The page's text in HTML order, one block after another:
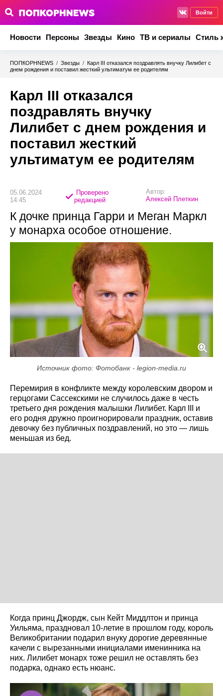
Войти
Новости Персоны Звезды Кино ТВ и сериалы Стиль
ПОПКОРНNEWS / Звезды / Карл III отказался поздравлять внучку Лилибет с
днем рождения и поставил жесткий ультиматум ее родителям
Карл III отказался
поздравлять внучку
Лилибет с днем рождения и
поставил жесткий
ультиматум ее родителям
05.06.2024
14:45
Проверено
редакцией
Автор:
Алексей Плеткин
К дочке принца Гарри и Меган Маркл
у монарха особое отношение.
Источник фото: Фотобанк - legion-media.ru
Перемирия в конфликте между королевским двором и
герцогами Сассекскими не случилось даже в честь
третьего дня рождения малышки Лилибет. Карл III и
его родня дружно проигнорировали праздник, оставив
девочку без публичных поздравлений, но это — лишь
меньшая из бед.
Когда принц Джордж, сын Кейт Миддлтон и принца
Уильяма, праздновал 10-летие в прошлом году, король
Великобритании подарил внуку дорогие деревянные
качели с вырезанными инициалами именинника на
них. Лилибет монарх тоже решил не оставлять без
подарка, однако есть нюанс.